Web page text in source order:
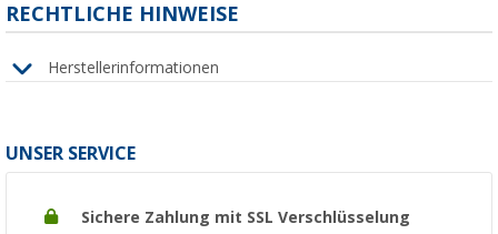
RECHTLICHE HINWEISE
Herstellerinformationen
UNSER SERVICE
Sichere Zahlung mit SSL Verschlüsselung